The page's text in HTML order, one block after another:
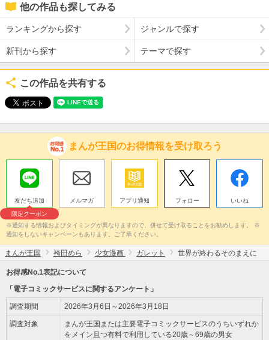
他の作品も探してみる
ランキングから探す ジャンルで探す
新刊から探す テーマで探す
この作品を共有する
まんが王国のお得情報を受け取ろう
友だち追加
限定クーポン
メルマガ アプリ通知 フォロー いいね
※通知する情報およびタイミングが異なりますので、併せて受け取ることをお勧めします。 ※
通知をしないキャンペーンもあります。ご了承ください。
まんが王国 袴田めら 少女漫画 ガレット 世界が終わるそのまえに
お得感No.1表記について
「電子コミックサービスに関するアンケート」
調査期間 2026年3月6日～2026年3月18日
調査対象
まんが王国または主要電子コミックサービスのうちいずれか
をメイン且つ有料で利用している20歳～69歳の男女